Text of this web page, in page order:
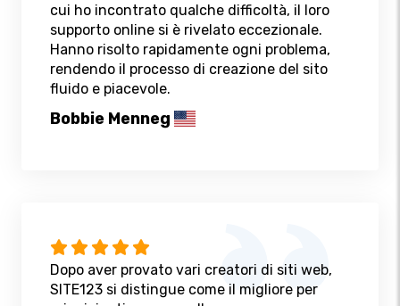
cui ho incontrato qualche difficoltà, il loro
supporto online si è rivelato eccezionale.
Hanno risolto rapidamente ogni problema,
rendendo il processo di creazione del sito
fluido e piacevole.
Bobbie Menneg
Dopo aver provato vari creatori di siti web,
SITE123 si distingue come il migliore per